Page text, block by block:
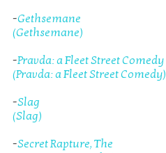
-Gethsemane
(Gethsemane)
-Pravda: a Fleet Street Comedy
(Pravda: a Fleet Street Comedy)
-Slag
(Slag)
-Secret Rapture, The